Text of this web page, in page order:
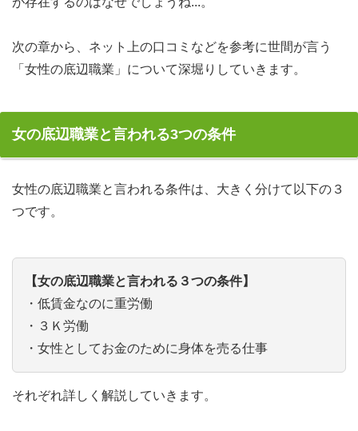
次の章から、ネット上の口コミなどを参考に世間が言う
「女性の底辺職業」について深堀りしていきます。
女の底辺職業と言われる3つの条件
女性の底辺職業と言われる条件は、大きく分けて以下の３
つです。
【女の底辺職業と言われる３つの条件】
・低賃金なのに重労働
・３Ｋ労働
・女性としてお金のために身体を売る仕事
それぞれ詳しく解説していきます。